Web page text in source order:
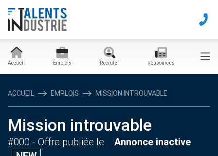
Accueil Emplois Recruter Ressources
ACCUEIL EMPLOIS MISSION INTROUVABLE
Mission introuvable
#000 - Offre publiée le
Annonce inactive